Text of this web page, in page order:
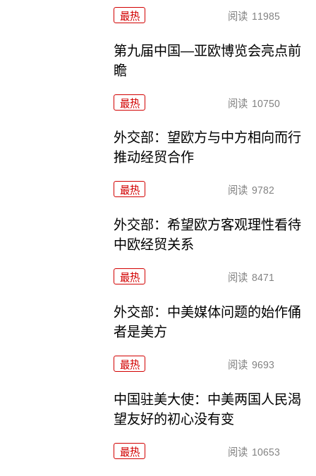
最热 阅读 11985
第九届中国—亚欧博览会亮点前
瞻
最热 阅读 10750
外交部：望欧方与中方相向而行
推动经贸合作
最热 阅读 9782
外交部：希望欧方客观理性看待
中欧经贸关系
最热 阅读 8471
外交部：中美媒体问题的始作俑
者是美方
最热 阅读 9693
中国驻美大使：中美两国人民渴
望友好的初心没有变
最热 阅读 10653